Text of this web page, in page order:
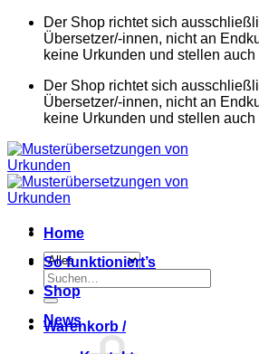
Zum
springen
Der Shop richtet sich
Übersetzer/-innen, nicht an
keine Urkunden und stellen auch
Der Shop richtet sich
Übersetzer/-innen, nicht an
keine Urkunden und stellen auch
Suchen
nach:
Warenkorb /
Home
So funktioniert’s
Shop
News